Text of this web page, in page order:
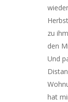
zu
den
Und
hat